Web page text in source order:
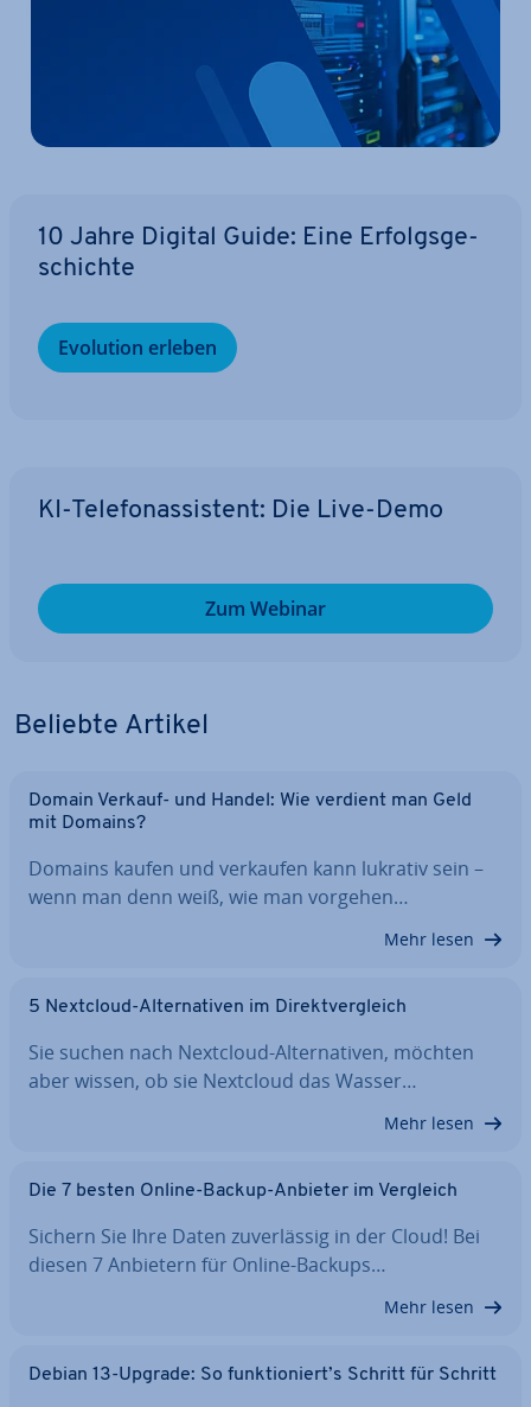
10 Jahre Digital Guide: Eine Er­folgs­ge­
schich­te
Evolution erleben
KI-Te­le­fon­as­sis­tent: Die Live-Demo
Zum Webinar
Beliebte Artikel
Domain Verkauf- und Handel: Wie verdient man Geld
mit Domains?
Domains kaufen und verkaufen kann lukrativ sein –
wenn man denn weiß, wie man vorgehen…
Mehr lesen
5 Nextcloud-Al­ter­na­ti­ven im Di­rekt­ver­gleich
Sie suchen nach Nextcloud-Al­ter­na­ti­ven, möchten
aber wissen, ob sie Nextcloud das Wasser…
Mehr lesen
Die 7 besten Online-Backup-Anbieter im Vergleich
Sichern Sie Ihre Daten zu­ver­läs­sig in der Cloud! Bei
diesen 7 Anbietern für Online-Backups…
Mehr lesen
Debian 13-Upgrade: So funk­tio­niert’s Schritt für Schritt